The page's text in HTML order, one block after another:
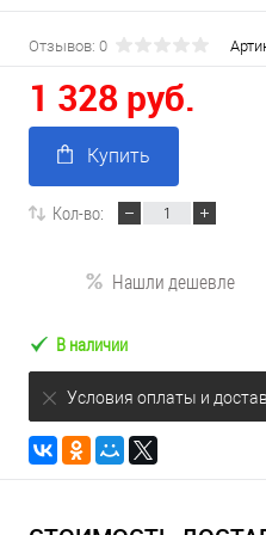
Отзывов: 0
1 328 руб.
Купить
Кол-во:
Нашли дешевле
В наличии
Условия оплаты и